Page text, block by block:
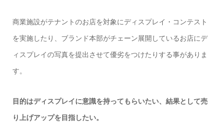
商業施設がテナントのお店を対象にディスプレイ・コンテスト
を実施したり、ブランド本部がチェーン展開しているお店にデ
ィスプレイの写真を提出させて優劣をつけたりする事がありま
す。
目的はディスプレイに意識を持ってもらいたい、結果として売
り上げアップを目指したい。